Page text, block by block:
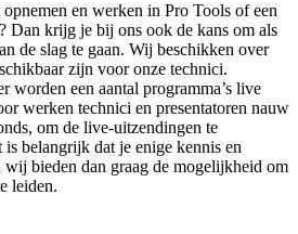
en werken in Pro Tools of een
Dan krijg je bij ons ook de kans om als
de slag te gaan. Wij beschikken over
zijn voor onze technici.
worden een aantal programma’s live
werken technici en presentatoren nauw
om de live-uitzendingen te
belangrijk dat je enige kennis en
wij bieden dan graag de mogelijkheid om
leiden.